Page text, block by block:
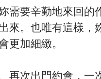
需要辛勤地來回的
來。也唯有這樣，
更加細緻。
再次出門約會，一